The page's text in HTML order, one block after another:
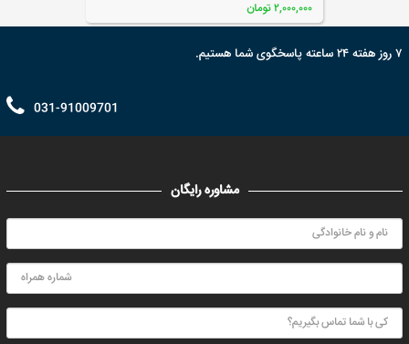
۲,۰۰۰,۰۰۰ تومان
۷ روز هفته ۲۴ ساعته پاسخگوی شما هستیم.
031-91009701
مشاوره رایگان